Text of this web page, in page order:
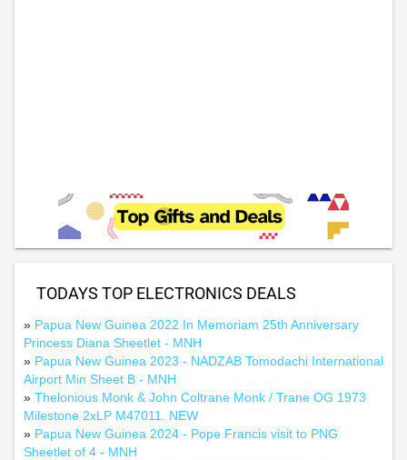
TODAYS TOP ELECTRONICS DEALS
» Papua New Guinea 2022 In Memoriam 25th Anniversary
Princess Diana Sheetlet - MNH
» Papua New Guinea 2023 - NADZAB Tomodachi International
Airport Min Sheet B - MNH
» Thelonious Monk & John Coltrane Monk / Trane OG 1973
Milestone 2xLP M47011. NEW
» Papua New Guinea 2024 - Pope Francis visit to PNG
Sheetlet of 4 - MNH